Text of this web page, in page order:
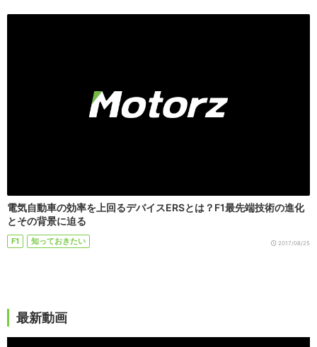
電気自動車の効率を上回るデバイスERSとは？F1最先端技術の進化
とその背景に迫る
F1 知っておきたい 2017/08/25
最新動画